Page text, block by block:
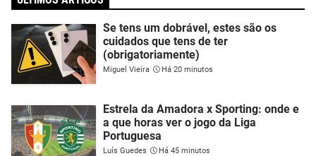
Se tens um dobrável, estes são os
cuidados que tens de ter
(obrigatoriamente)
Miguel Vieira Há 20 minutos
Estrela da Amadora x Sporting: onde e
a que horas ver o jogo da Liga
Portuguesa
Luís Guedes Há 45 minutos